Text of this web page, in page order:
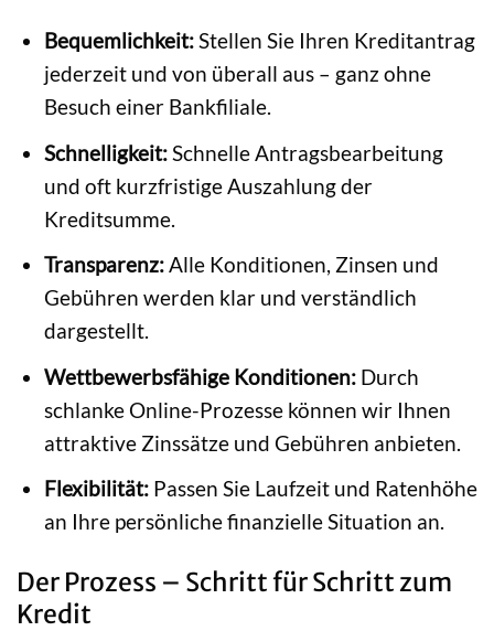
Bequemlichkeit:Stellen Sie Ihren Kreditantrag
jederzeit und von überall aus – ganz ohne
Besuch einer Bankfiliale.
Schnelligkeit:Schnelle Antragsbearbeitung
und oft kurzfristige Auszahlung der
Kreditsumme.
Transparenz:Alle Konditionen, Zinsen und
Gebühren werden klar und verständlich
dargestellt.
Wettbewerbsfähige Konditionen:Durch
schlanke Online-Prozesse können wir Ihnen
attraktive Zinssätze und Gebühren anbieten.
Flexibilität:Passen Sie Laufzeit und Ratenhöhe
an Ihre persönliche finanzielle Situation an.
Der Prozess – Schritt für Schritt zum
Kredit